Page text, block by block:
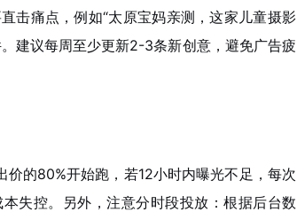
击痛点，例如“太原宝妈亲测，这家儿童摄影
建议每周至少更新2-3条新创意，避免广告疲
价的80%开始跑，若12小时内曝光不足，每次
失控。另外，注意分时段投放：根据后台数